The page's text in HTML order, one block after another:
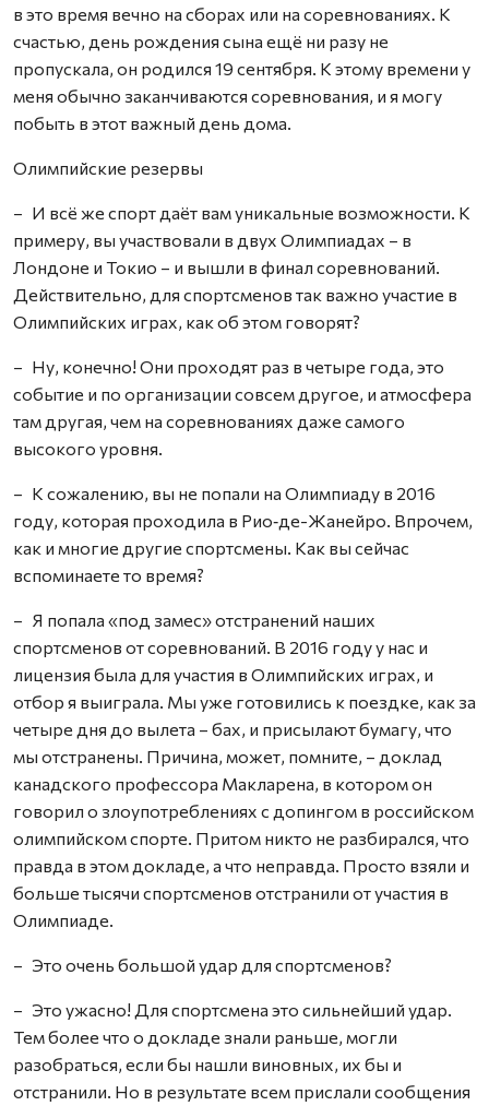
в это время вечно на сборах или на соревнованиях. К
счастью, день рождения сына ещё ни разу не
пропускала, он родился 19 сентября. К этому времени у
меня обычно заканчиваются соревнования, и я могу
побыть в этот важный день дома.
Олимпийские резервы
– И всё же спорт даёт вам уникальные возможности. К
примеру, вы участвовали в двух Олимпиадах – в
Лондоне и Токио – и вышли в финал соревнований.
Действительно, для спортсменов так важно участие в
Олимпийских играх, как об этом говорят?
– Ну, конечно! Они проходят раз в четыре года, это
событие и по организации совсем другое, и атмосфера
там другая, чем на соревнованиях даже самого
высокого уровня.
– К сожалению, вы не попали на Олимпиаду в 2016
году, которая проходила в Рио‑де-Жанейро. Впрочем,
как и многие другие спортсмены. Как вы сейчас
вспоминаете то время?
– Я попала «под замес» отстранений наших
спортсменов от соревнований. В 2016 году у нас и
лицензия была для участия в Олимпийских играх, и
отбор я выиграла. Мы уже готовились к поездке, как за
четыре дня до вылета – бах, и присылают бумагу, что
мы отстранены. Причина, может, помните, – доклад
канадского профессора Макларена, в котором он
говорил о злоупотреблениях с допингом в российском
олимпийском спорте. Притом никто не разбирался, что
правда в этом докладе, а что неправда. Просто взяли и
больше тысячи спортсменов отстранили от участия в
Олимпиаде.
– Это очень большой удар для спортсменов?
– Это ужасно! Для спортсмена это сильнейший удар.
Тем более что о докладе знали раньше, могли
разобраться, если бы нашли виновных, их бы и
отстранили. Но в результате всем прислали сообщения